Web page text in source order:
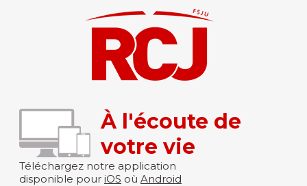
À l'écoute de
votre vie
Téléchargez notre application
disponible pour iOS où Android